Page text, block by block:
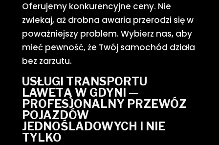
Oferujemy konkurencyjne ceny. Nie
zwlekaj, aż drobna awaria przerodzi się w
poważniejszy problem. Wybierz nas, aby
mieć pewność, że Twój samochód działa
bez zarzutu.
USŁUGI TRANSPORTU
LAWETĄ W GDYNI —
PROFESJONALNY PRZEWÓZ
POJAZDÓW
JEDNOŚLADOWYCH I NIE
TYLKO